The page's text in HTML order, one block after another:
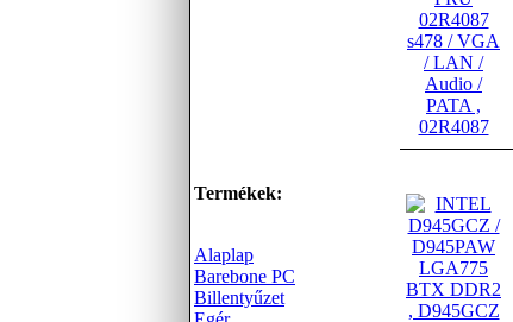
Termékek:
Alaplap
Barebone PC
Billentyűzet